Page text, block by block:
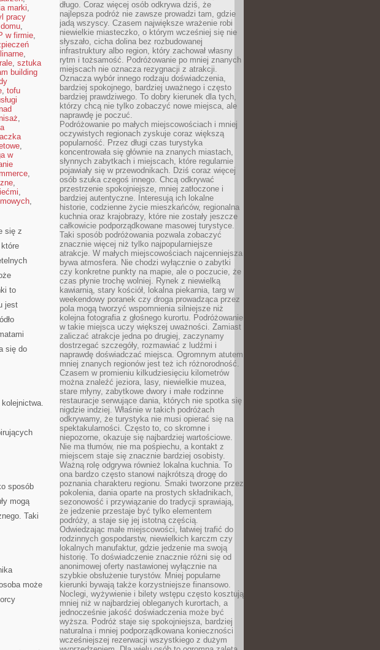
marki,
pracy
,
w firmie,
,
, sztuka
building
, tofu
,
,
w
,
,
,
,
się z
to
jest
się do
sposób
mogą
Taki
może
długo. Coraz więcej osób odkrywa dziś, że
najlepsza podróż nie zawsze prowadzi tam, gdzie
jadą wszyscy. Czasem największe wrażenie robi
niewielkie miasteczko, o którym wcześniej się nie
słyszało, cicha dolina bez rozbudowanej
infrastruktury albo region, który zachował własny
rytm i tożsamość. Podróżowanie po mniej znanych
miejscach nie oznacza rezygnacji z atrakcji.
Oznacza wybór innego rodzaju doświadczenia,
bardziej spokojnego, bardziej uważnego i często
bardziej prawdziwego. To dobry kierunek dla tych,
którzy chcą nie tylko zobaczyć nowe miejsca, ale
naprawdę je poczuć.
Podróżowanie po małych miejscowościach i mniej
oczywistych regionach zyskuje coraz większą
popularność. Przez długi czas turystyka
koncentrowała się głównie na znanych miastach,
słynnych zabytkach i miejscach, które regularnie
pojawiały się w przewodnikach. Dziś coraz więcej
osób szuka czegoś innego. Chcą odkrywać
przestrzenie spokojniejsze, mniej zatłoczone i
bardziej autentyczne. Interesują ich lokalne
historie, codzienne życie mieszkańców, regionalna
kuchnia oraz krajobrazy, które nie zostały jeszcze
całkowicie podporządkowane masowej turystyce.
Taki sposób podróżowania pozwala zobaczyć
znacznie więcej niż tylko najpopularniejsze
atrakcje. W małych miejscowościach najcenniejsza
bywa atmosfera. Nie chodzi wyłącznie o zabytki
czy konkretne punkty na mapie, ale o poczucie, że
czas płynie trochę wolniej. Rynek z niewielką
kawiarnią, stary kościół, lokalna piekarnia, targ w
weekendowy poranek czy droga prowadząca przez
pola mogą tworzyć wspomnienia silniejsze niż
kolejna fotografia z głośnego kurortu. Podróżowanie
w takie miejsca uczy większej uważności. Zamiast
zaliczać atrakcje jedna po drugiej, zaczynamy
dostrzegać szczegóły, rozmawiać z ludźmi i
naprawdę doświadczać miejsca. Ogromnym atutem
mniej znanych regionów jest też ich różnorodność.
Czasem w promieniu kilkudziesięciu kilometrów
można znaleźć jeziora, lasy, niewielkie muzea,
stare młyny, zabytkowe dwory i małe rodzinne
restauracje serwujące dania, których nie spotka się
nigdzie indziej. Właśnie w takich podróżach
odkrywamy, że turystyka nie musi opierać się na
spektakularności. Często to, co skromne i
niepozorne, okazuje się najbardziej wartościowe.
Nie ma tłumów, nie ma pośpiechu, a kontakt z
miejscem staje się znacznie bardziej osobisty.
Ważną rolę odgrywa również lokalna kuchnia. To
ona bardzo często stanowi najkrótszą drogę do
poznania charakteru regionu. Smaki tworzone przez
pokolenia, dania oparte na prostych składnikach,
sezonowość i przywiązanie do tradycji sprawiają,
że jedzenie przestaje być tylko elementem
podróży, a staje się jej istotną częścią.
Odwiedzając małe miejscowości, łatwiej trafić do
rodzinnych gospodarstw, niewielkich karczm czy
lokalnych manufaktur, gdzie jedzenie ma swoją
historię. To doświadczenie znacznie różni się od
anonimowej oferty nastawionej wyłącznie na
szybkie obsłużenie turystów. Mniej popularne
kierunki bywają także korzystniejsze finansowo.
Noclegi, wyżywienie i bilety wstępu często kosztują
mniej niż w najbardziej obleganych kurortach, a
jednocześnie jakość doświadczenia może być
wyższa. Podróż staje się spokojniejsza, bardziej
naturalna i mniej podporządkowana konieczności
wcześniejszej rezerwacji wszystkiego z dużym